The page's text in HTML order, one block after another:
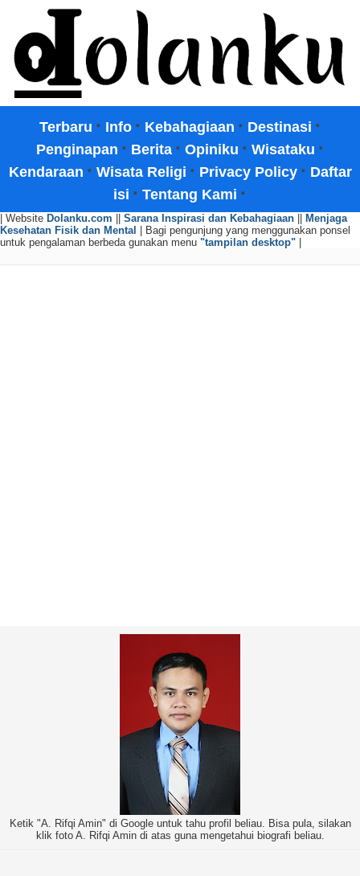
Terbaru · Info · Kebahagiaan · Destinasi ·
Penginapan · Berita · Opiniku · Wisataku ·
Kendaraan · Wisata Religi · Privacy Policy · Daftar
isi · Tentang Kami ·
| Website Dolanku.com Sarana Inspirasi dan Kebahagiaan
Menjaga
Kesehatan Fisik dan Mental
| Bagi pengunjung yang menggunakan ponsel
untuk pengalaman berbeda gunakan menu "tampilan desktop"
Ketik "A. Rifqi Amin" di Google untuk tahu profil beliau. Bisa pula, silakan
klik foto A. Rifqi Amin di atas guna mengetahui biografi beliau.